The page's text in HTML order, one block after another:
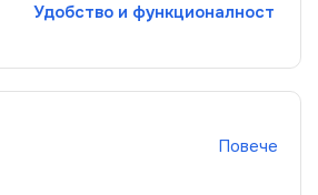
Удобство и функционалност
Повече